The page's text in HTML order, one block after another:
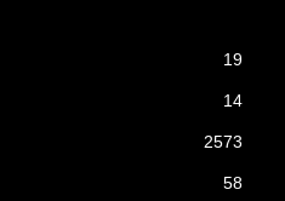
19
14
2573
58